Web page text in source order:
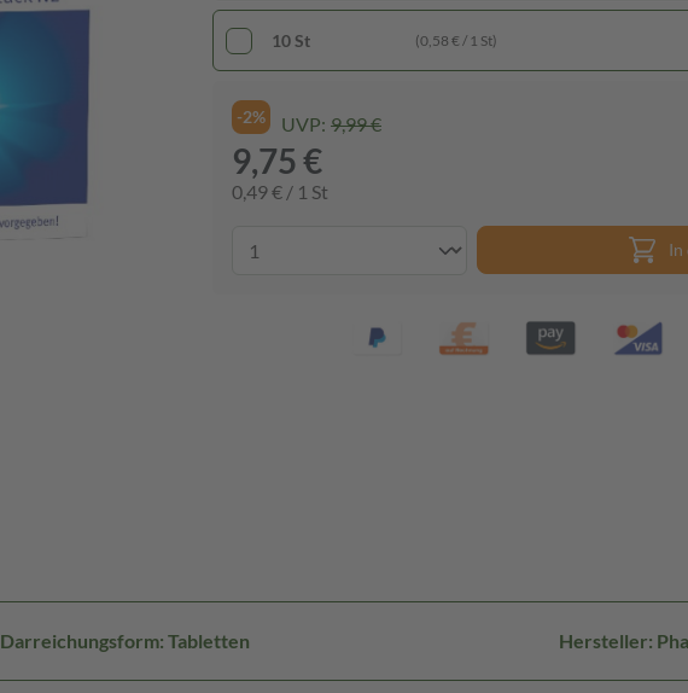
10 St (0,58 € / 1 St)
-2% UVP: 9,99 €
9,75 €
0,49 € / 1 St
In
Darreichungsform: Tabletten Hersteller: